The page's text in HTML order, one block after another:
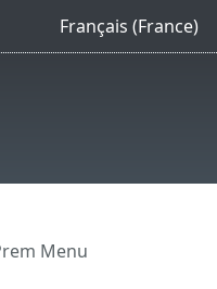
Français (France)
Menu